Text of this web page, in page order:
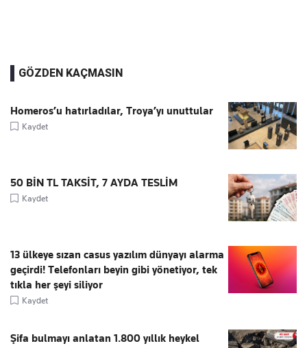
GÖZDEN KAÇMASIN
Homeros’u hatırladılar, Troya’yı unuttular
Kaydet
50 BİN TL TAKSİT, 7 AYDA TESLİM
Kaydet
13 ülkeye sızan casus yazılım dünyayı alarma
geçirdi! Telefonları beyin gibi yönetiyor, tek
tıkla her şeyi siliyor
Kaydet
Şifa bulmayı anlatan 1.800 yıllık heykel